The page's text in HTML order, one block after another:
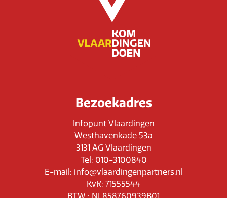
Bezoekadres
Infopunt Vlaardingen
Westhavenkade 53a
3131 AG Vlaardingen
Tel: 010-3100840
E-mail: info@vlaardingenpartners.nl
KvK: 71555544